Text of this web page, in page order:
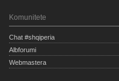
Komunitete
Chat #shqiperia
Albforumi
Webmastera